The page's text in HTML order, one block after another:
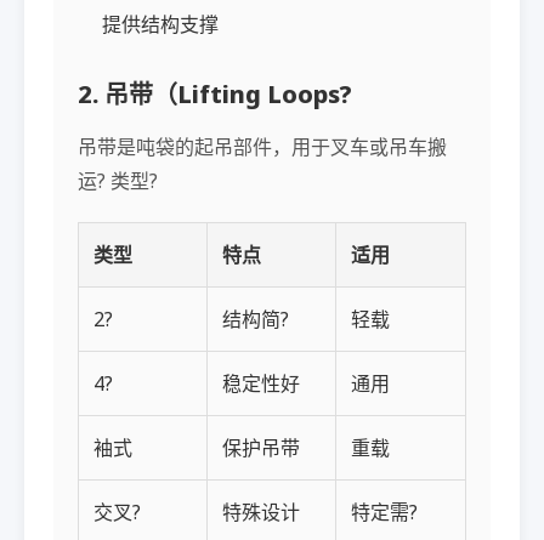
提供结构支撑
2. 吊带（Lifting Loops?
吊带是吨袋的起吊部件，用于叉车或吊车搬
运? 类型?
类型 特点 适用
2? 结构简? 轻载
4? 稳定性好 通用
袖式 保护吊带 重载
交叉? 特殊设计 特定需?